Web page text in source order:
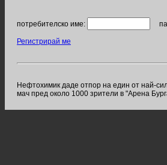
потребителско име:
Регистрирай ме
Нефтохимик даде отпор на един от най-
мач пред около 1000 зрители в "Арена